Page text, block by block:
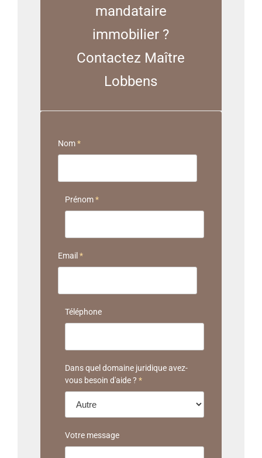
mandataire
immobilier ?
Contactez Maître
Lobbens
Nom*
Prénom*
Email *
Téléphone
Dans quel domaine juridique avez-
vous besoin d'aide ? *
Votre message